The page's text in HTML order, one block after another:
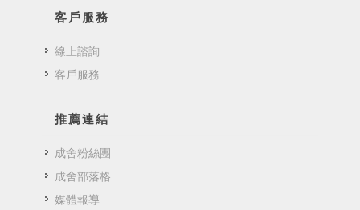
客戶服務
線上諮詢
客戶服務
推薦連結
成舍粉絲團
成舍部落格
媒體報導